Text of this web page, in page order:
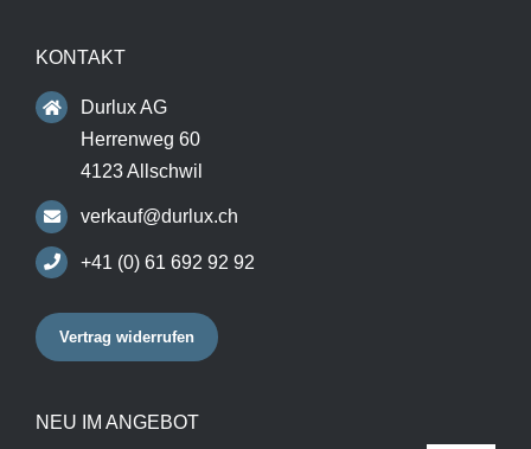
KONTAKT
Durlux AG
Herrenweg 60
4123 Allschwil
verkauf@durlux.ch
+41 (0) 61 692 92 92
Vertrag widerrufen
NEU IM ANGEBOT